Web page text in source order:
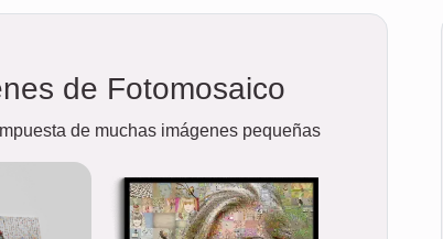
de Fotomosaico
de muchas imágenes pequeñas